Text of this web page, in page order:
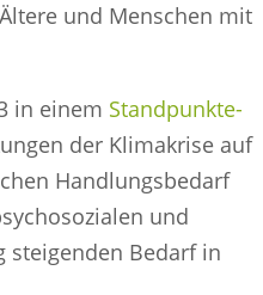
und Menschen mit
in einem Standpunkte-
der Klimakrise auf
Handlungsbedarf
und
steigenden Bedarf in